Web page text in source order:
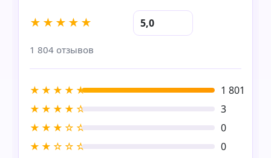
★★★★★ 5,0
1 804 отзывов
★★★★★
1 801
★★★★☆
3
★★★☆☆
0
★★☆☆☆
0